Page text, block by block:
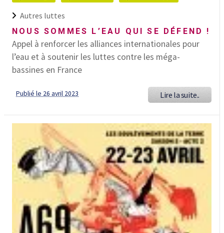
Autres luttes
NOUS SOMMES L’EAU QUI SE DÉFEND !
Appel à renforcer les alliances internationales pour
l’eau et à soutenir les luttes contre les méga-
bassines en France
Publié le 26 avril 2023 Lire la suite..